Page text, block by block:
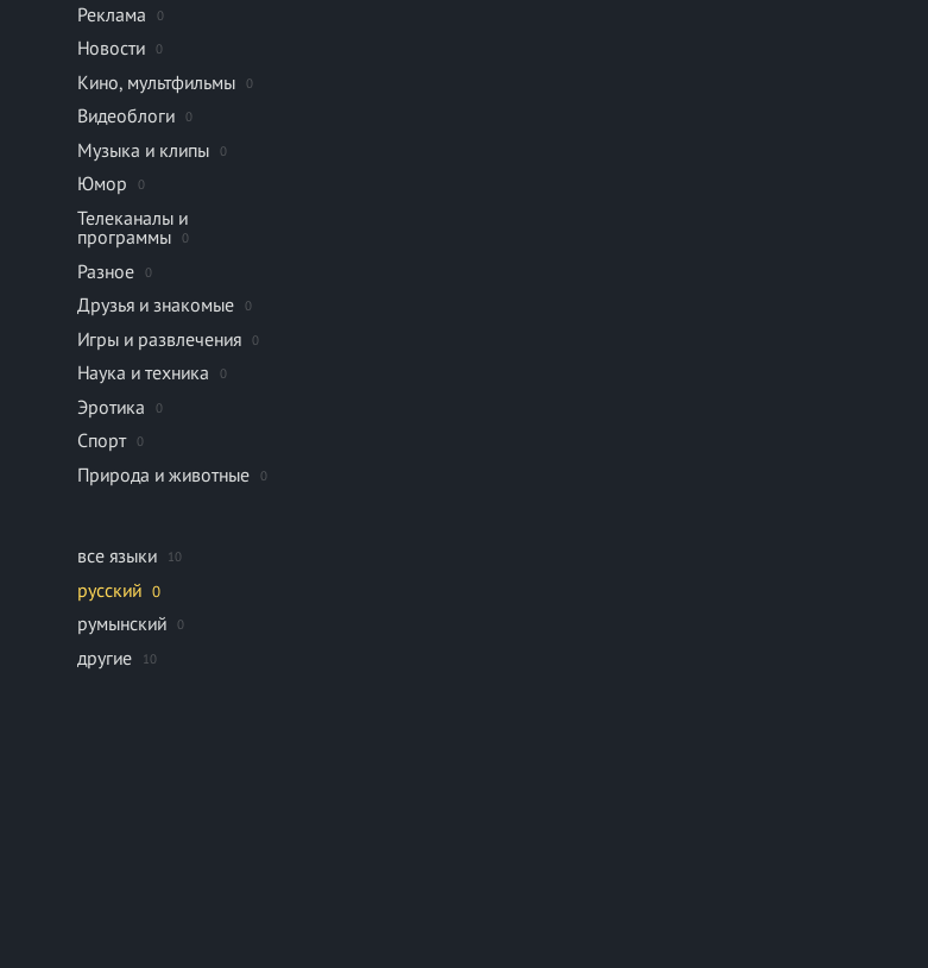
Реклама 0
Новости 0
Кино, мультфильмы 0
Видеоблоги 0
Музыка и клипы 0
Юмор 0
Телеканалы и
программы
0
Разное 0
Друзья и знакомые 0
Игры и развлечения 0
Наука и техника 0
Эротика 0
Спорт 0
Природа и животные 0
все языки 10
русский 0
румынский 0
другие 10